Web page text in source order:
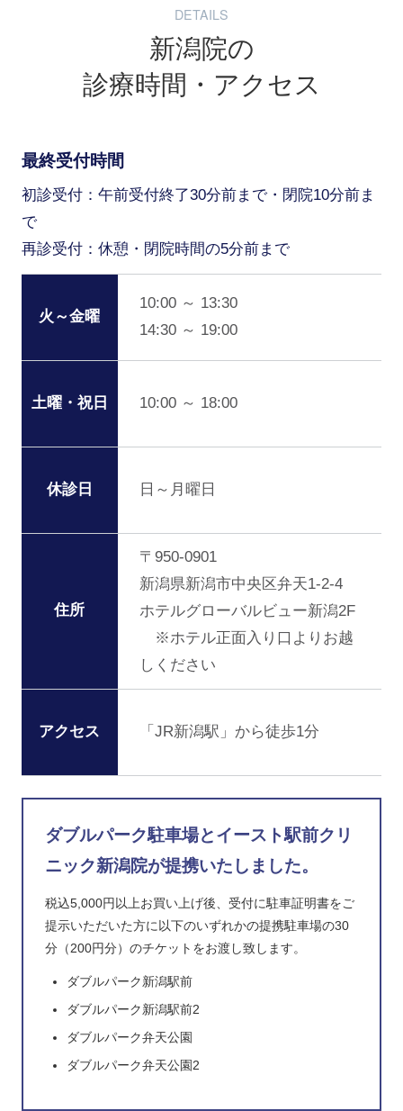
DETAILS
新潟院の
診療時間・アクセス
最終受付時間
初診受付：午前受付終了30分前まで・閉院10分前ま
で
再診受付：休憩・閉院時間の5分前まで
火～金曜
10:00 ～ 13:30
14:30 ～ 19:00
土曜・祝日 10:00 ～ 18:00
休診日 日～月曜日
住所
〒950-0901
新潟県新潟市中央区弁天1-2-4
ホテルグローバルビュー新潟2F
※ホテル正面入り口よりお越
しください
アクセス 「JR新潟駅」から徒歩1分
ダブルパーク駐車場とイースト駅前クリ
ニック新潟院が提携いたしました。
税込5,000円以上お買い上げ後、受付に駐車証明書をご
提示いただいた方に以下のいずれかの提携駐車場の30
分（200円分）のチケットをお渡し致します。
ダブルパーク新潟駅前
ダブルパーク新潟駅前2
ダブルパーク弁天公園
ダブルパーク弁天公園2